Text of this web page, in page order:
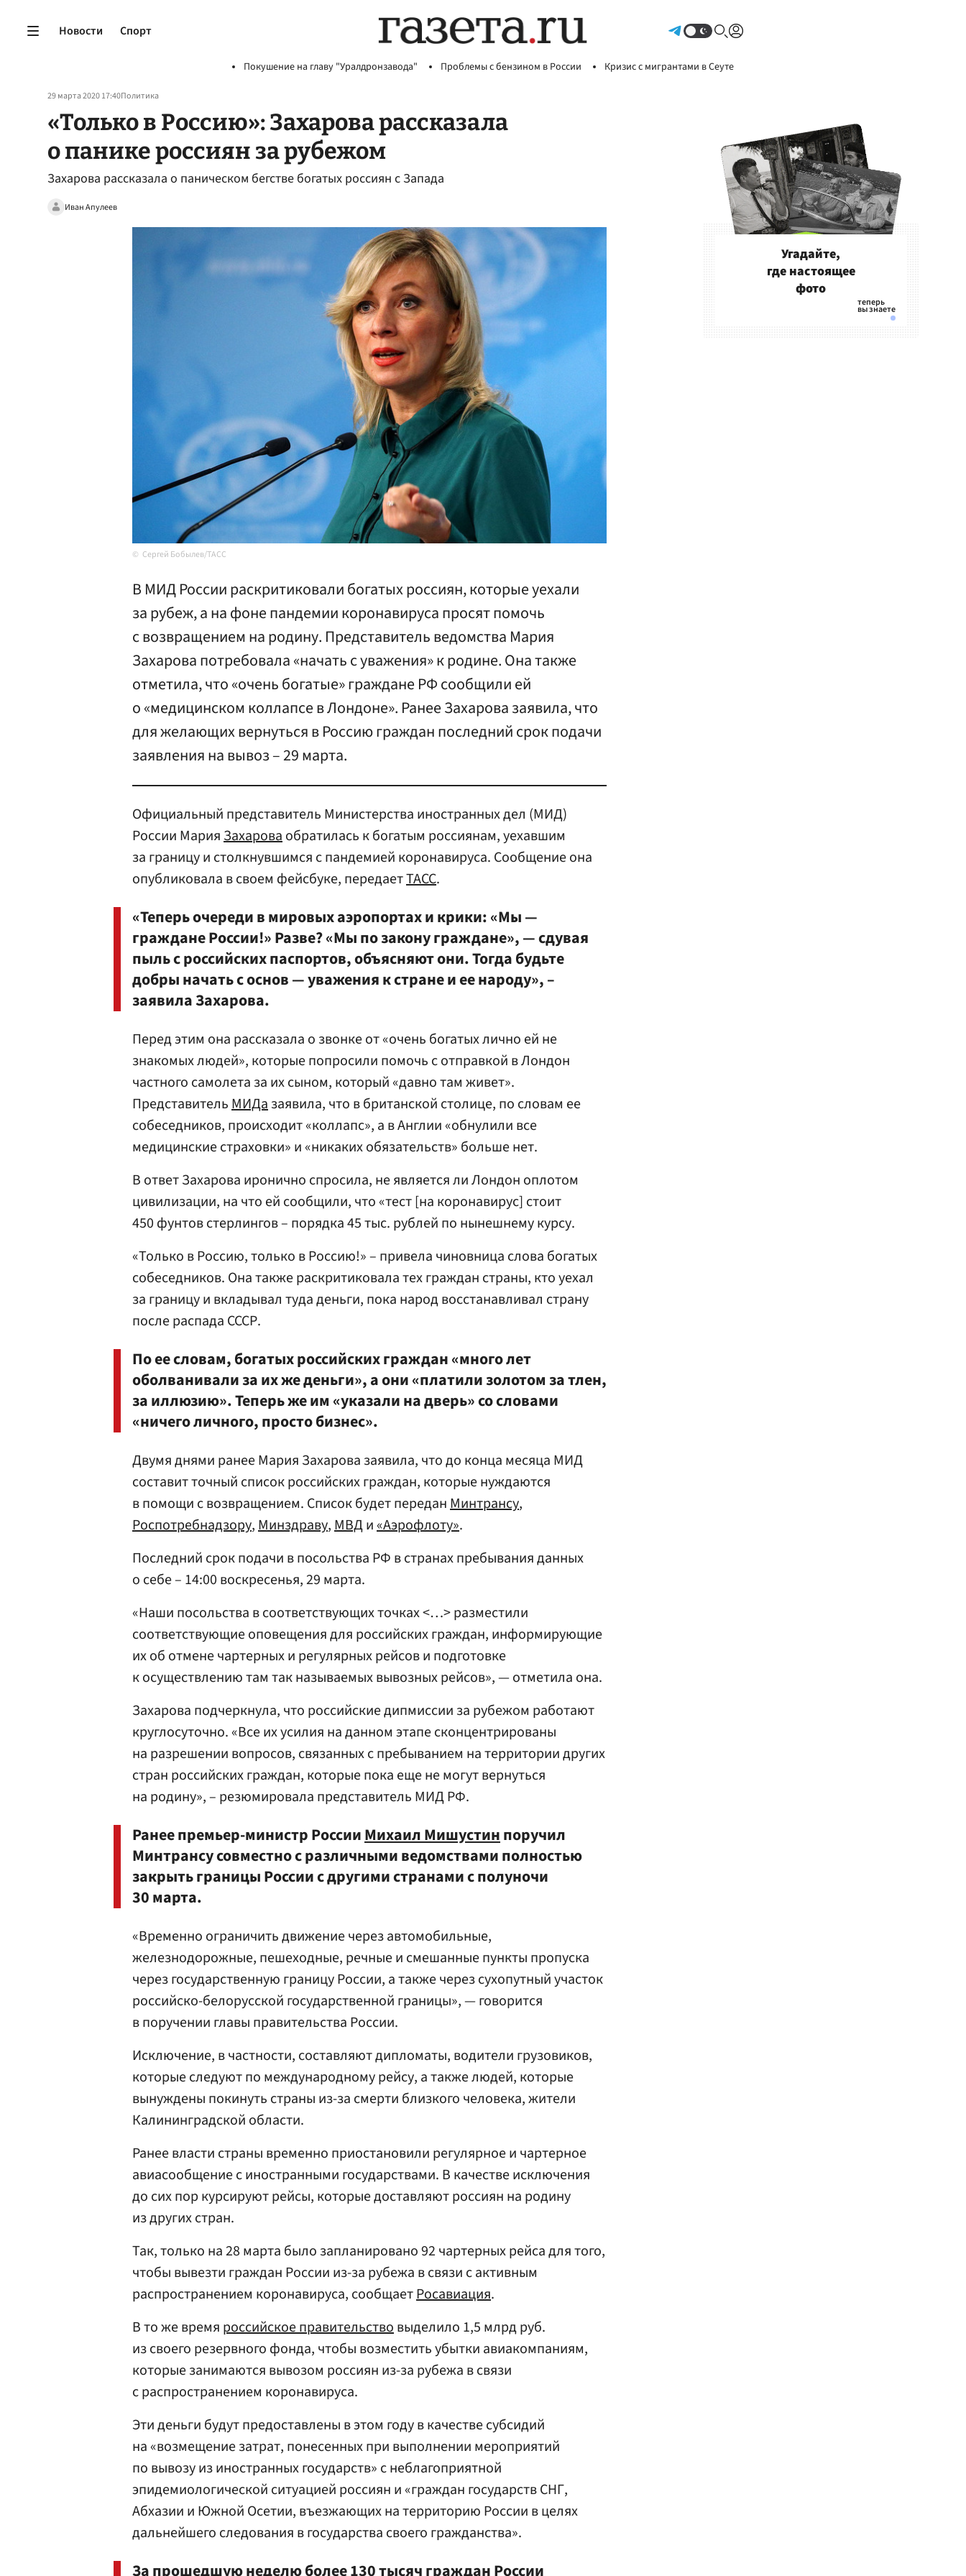
Новости Спорт
Покушение на главу "Уралдронзавода" Проблемы с бензином в России Кризис с мигрантами в Сеуте
29 марта 2020 17:40Политика
«Только в Россию»: Захарова рассказала
о панике россиян за рубежом
Захарова рассказала о паническом бегстве богатых россиян с Запада
Иван Апулеев
Сергей Бобылев/ТАСС
В МИД России раскритиковали богатых россиян, которые уехали
за рубеж, а на фоне пандемии коронавируса просят помочь
с возвращением на родину. Представитель ведомства Мария
Захарова потребовала «начать с уважения» к родине. Она также
отметила, что «очень богатые» граждане РФ сообщили ей
о «медицинском коллапсе в Лондоне». Ранее Захарова заявила, что
для желающих вернуться в Россию граждан последний срок подачи
заявления на вывоз – 29 марта.
Официальный представитель Министерства иностранных дел (МИД)
России МарияЗахароваобратилась к богатым россиянам, уехавшим
за границу и столкнувшимся с пандемией коронавируса. Сообщение она
опубликовала в своем фейсбуке, передаетТАСС.
«Теперь очереди в мировых аэропортах и крики: «Мы —
граждане России!» Разве? «Мы по закону граждане», — сдувая
пыль с российских паспортов, объясняют они. Тогда будьте
добры начать с основ — уважения к стране и ее народу», –
заявила Захарова.
Перед этим она рассказала о звонке от «очень богатых лично ей не
знакомых людей», которые попросили помочь с отправкой в Лондон
частного самолета за их сыном, который «давно там живет».
ПредставительМИДазаявила, что в британской столице, по словам ее
собеседников, происходит «коллапс», а в Англии «обнулили все
медицинские страховки» и «никаких обязательств» больше нет.
В ответ Захарова иронично спросила, не является ли Лондон оплотом
цивилизации, на что ей сообщили, что «тест [на коронавирус] стоит
450 фунтов стерлингов – порядка 45 тыс. рублей по нынешнему курсу.
«Только в Россию, только в Россию!» – привела чиновница слова богатых
собеседников. Она также раскритиковала тех граждан страны, кто уехал
за границу и вкладывал туда деньги, пока народ восстанавливал страну
после распада СССР.
По ее словам, богатых российских граждан «много лет
оболванивали за их же деньги», а они «платили золотом за тлен,
за иллюзию». Теперь же им «указали на дверь» со словами
«ничего личного, просто бизнес».
Двумя днями ранее Мария Захарова заявила, что до конца месяца МИД
составит точный список российских граждан, которые нуждаются
в помощи с возвращением. Список будет переданМинтрансу,
Роспотребнадзору,Минздраву,МВДи«Аэрофлоту».
Последний срок подачи в посольства РФ в странах пребывания данных
о себе – 14:00 воскресенья, 29 марта.
«Наши посольства в соответствующих точках <…> разместили
соответствующие оповещения для российских граждан, информирующие
их об отмене чартерных и регулярных рейсов и подготовке
к осуществлению там так называемых вывозных рейсов», — отметила она.
Захарова подчеркнула, что российские дипмиссии за рубежом работают
круглосуточно. «Все их усилия на данном этапе сконцентрированы
на разрешении вопросов, связанных с пребыванием на территории других
стран российских граждан, которые пока еще не могут вернуться
на родину», – резюмировала представитель МИД РФ.
Ранее премьер-министр РоссииМихаил Мишустинпоручил
Минтрансу совместно с различными ведомствами полностью
закрыть границы России с другими странами с полуночи
30 марта.
«Временно ограничить движение через автомобильные,
железнодорожные, пешеходные, речные и смешанные пункты пропуска
через государственную границу России, а также через сухопутный участок
российско-белорусской государственной границы», — говорится
в поручении главы правительства России.
Исключение, в частности, составляют дипломаты, водители грузовиков,
которые следуют по международному рейсу, а также людей, которые
вынуждены покинуть страны из-за смерти близкого человека, жители
Калининградской области.
Ранее власти страны временно приостановили регулярное и чартерное
авиасообщение с иностранными государствами. В качестве исключения
до сих пор курсируют рейсы, которые доставляют россиян на родину
из других стран.
Так, только на 28 марта было запланировано 92 чартерных рейса для того,
чтобы вывезти граждан России из-за рубежа в связи с активным
распространением коронавируса, сообщаетРосавиация.
В то же время российское правительствовыделило 1,5 млрд руб.
из своего резервного фонда, чтобы возместить убытки авиакомпаниям,
которые занимаются вывозом россиян из-за рубежа в связи
с распространением коронавируса.
Эти деньги будут предоставлены в этом году в качестве субсидий
на «возмещение затрат, понесенных при выполнении мероприятий
по вывозу из иностранных государств» с неблагоприятной
эпидемиологической ситуацией россиян и «граждан государств СНГ,
Абхазии и Южной Осетии, въезжающих на территорию России в целях
дальнейшего следования в государства своего гражданства».
За прошедшую неделю более 130 тысяч граждан России
Угадайте,
где настоящее
фото